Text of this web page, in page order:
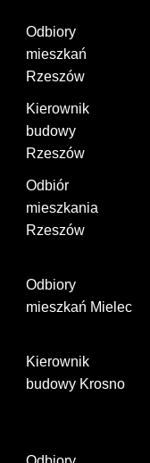
Odbiory
mieszkań
Rzeszów
Kierownik
budowy
Rzeszów
Odbiór
mieszkania
Rzeszów
Odbiory
mieszkań Mielec
Kierownik
budowy Krosno